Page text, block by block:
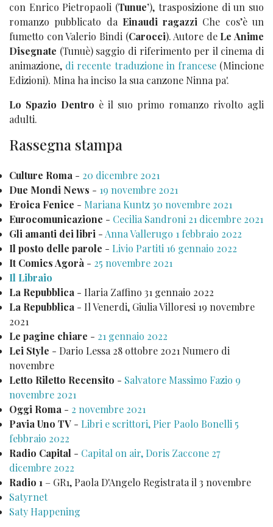
con Enrico Pietropaoli (Tunue’), trasposizione di un suo
romanzo pubblicato da Einaudi ragazzi Che cos’è un
fumetto con Valerio Bindi (Carocci). Autore de Le Anime
Disegnate (Tunuè) saggio di riferimento per il cinema di
animazione, di recente traduzione in francese(Mincione
Edizioni). Mina ha inciso la sua canzone Ninna pa'.
Lo Spazio Dentro è il suo primo romanzo rivolto agli
adulti.
Rassegna stampa
Culture Roma - 20 dicembre 2021
Due Mondi News - 19 novembre 2021
Eroica Fenice - Mariana Kuntz 30 novembre 2021
Eurocomunicazione - Cecilia Sandroni 21 dicembre 2021
Gli amanti dei libri -Anna Vallerugo 1 febbraio 2022
Il posto delle parole - Livio Partiti 16 gennaio 2022
It Comics Agorà - 25 novembre 2021
Il Libraio
La Repubblica - Ilaria Zaffino 31 gennaio 2022
La Repubblica - Il Venerdi, Giulia Villoresi 19 novembre
2021
Le pagine chiare - 21 gennaio 2022
Lei Style - Dario Lessa 28 ottobre 2021 Numero di
novembre
Letto Riletto Recensito - Salvatore Massimo Fazio 9
novembre 2021
Oggi Roma - 2 novembre 2021
Pavia Uno TV - Libri e scrittori, Pier Paolo Bonelli 5
febbraio 2022
Radio Capital - Capital on air, Doris Zaccone 27
dicembre 2022
Radio 1 – GR1, Paola D'Angelo Registrata il 3 novembre
Satyrnet
Saty Happening